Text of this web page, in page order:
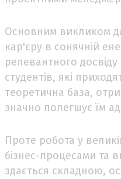
Основним викликом
кар'єру в сонячній
релевантного
студентів, які
теоретична база,
значно полегшує їм
Проте робота у
бізнес-процесами та
здається складною,